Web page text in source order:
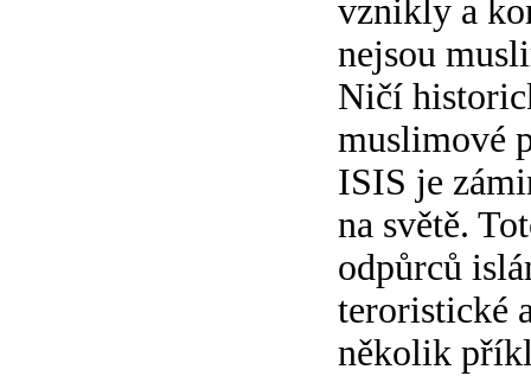
vznikly a
nejsou
Ničí
muslimové
ISIS je
na světě.
odpůrců
teroristické
několik